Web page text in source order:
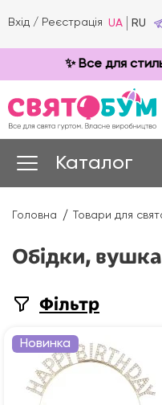
Вхід / Реєстрація UA RU
✨ Все для
Каталог
Головна Товари для
Обідки,
Фільтр
Новинка